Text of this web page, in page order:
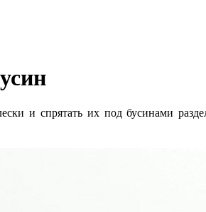
и спрятать их под бусинами